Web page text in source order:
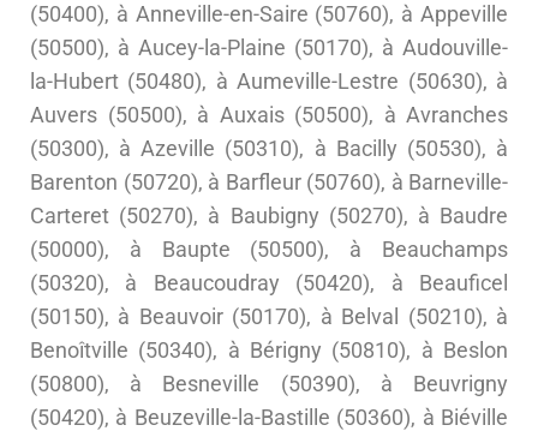
(50400), à Anneville-en-Saire (50760), à Appeville
(50500), à Aucey-la-Plaine (50170), à Audouville-
la-Hubert (50480), à Aumeville-Lestre (50630), à
Auvers (50500), à Auxais (50500), à Avranches
(50300), à Azeville (50310), à Bacilly (50530), à
Barenton (50720), à Barfleur (50760), à Barneville-
Carteret (50270), à Baubigny (50270), à Baudre
(50000), à Baupte (50500), à Beauchamps
(50320), à Beaucoudray (50420), à Beauficel
(50150), à Beauvoir (50170), à Belval (50210), à
Benoîtville (50340), à Bérigny (50810), à Beslon
(50800), à Besneville (50390), à Beuvrigny
(50420), à Beuzeville-la-Bastille (50360), à Biéville